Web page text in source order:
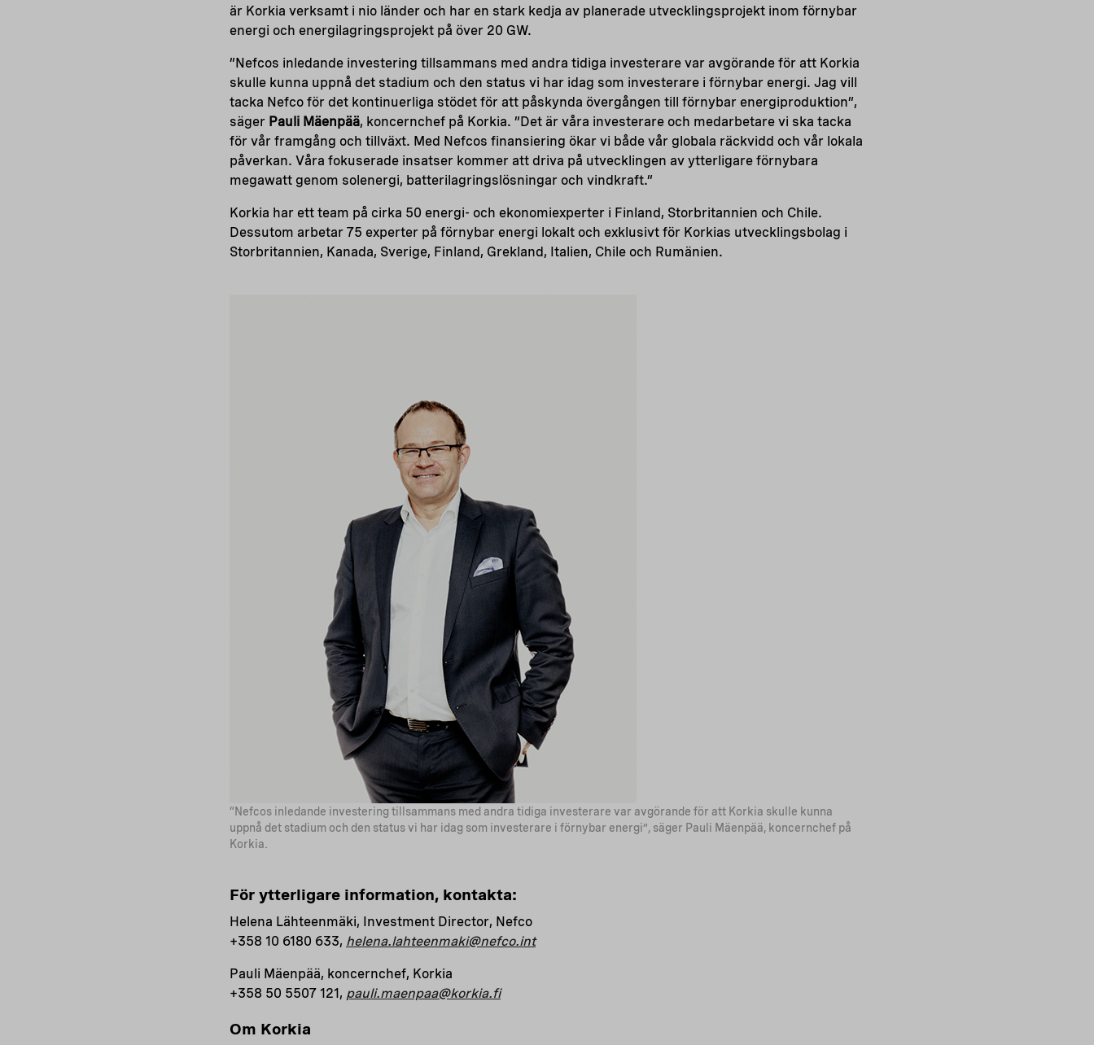
är Korkia verksamt i nio länder och har en stark kedja av planerade utvecklingsprojekt inom förnybar
energi och energilagringsprojekt på över 20 GW.
”Nefcos inledande investering tillsammans med andra tidiga investerare var avgörande för att Korkia
skulle kunna uppnå det stadium och den status vi har idag som investerare i förnybar energi. Jag vill
tacka Nefco för det kontinuerliga stödet för att påskynda övergången till förnybar energiproduktion”,
säger Pauli Mäenpää, koncernchef på Korkia. ”Det är våra investerare och medarbetare vi ska tacka
för vår framgång och tillväxt. Med Nefcos finansiering ökar vi både vår globala räckvidd och vår lokala
påverkan. Våra fokuserade insatser kommer att driva på utvecklingen av ytterligare förnybara
megawatt genom solenergi, batterilagringslösningar och vindkraft.”
Korkia har ett team på cirka 50 energi- och ekonomiexperter i Finland, Storbritannien och Chile.
Dessutom arbetar 75 experter på förnybar energi lokalt och exklusivt för Korkias utvecklingsbolag i
Storbritannien, Kanada, Sverige, Finland, Grekland, Italien, Chile och Rumänien.
“Nefcos inledande investering tillsammans med andra tidiga investerare var avgörande för att Korkia skulle kunna
uppnå det stadium och den status vi har idag som investerare i förnybar energi”, säger Pauli Mäenpää, koncernchef på
Korkia.
För ytterligare information, kontakta:
Helena Lähteenmäki, Investment Director, Nefco
+358 10 6180 633, helena.lahteenmaki@nefco.int
Pauli Mäenpää, koncernchef, Korkia
+358 50 5507 121, pauli.maenpaa@korkia.fi
Om Korkia